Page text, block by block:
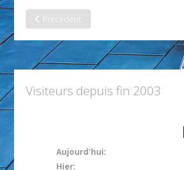
Article précédent : Tenue correcte exigée
Précédent
Visiteurs depuis fin 2003
Aujourd'hui:
Hier: